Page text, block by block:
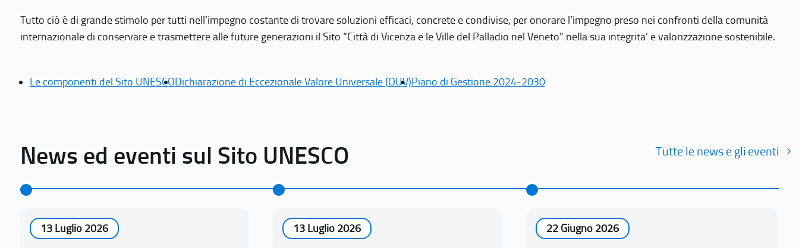
Tutto ciò è di grande stimolo per tutti nell’impegno costante di trovare soluzioni efficaci, concrete e condivise, per onorare l’impegno preso nei confronti della comunità
internazionale di conservare e trasmettere alle future generazioni il Sito “Città di Vicenza e le Ville del Palladio nel Veneto” nella sua integrita’ e valorizzazione sostenibile.
Le componenti del Sito UNESCODichiarazione di Eccezionale Valore Universale (OUV)Piano di Gestione 2024-2030
News ed eventi sul Sito UNESCO Tutte le news e gli eventi
13 Luglio 2026 13 Luglio 2026 22 Giugno 2026